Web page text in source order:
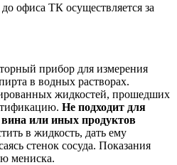
офиса ТК осуществляется за
прибор для измерения
в водных растворах.
жидкостей, прошедших
Не подходит для
или иных продуктов
в жидкость, дать ему
стенок сосуда. Показания
мениска.